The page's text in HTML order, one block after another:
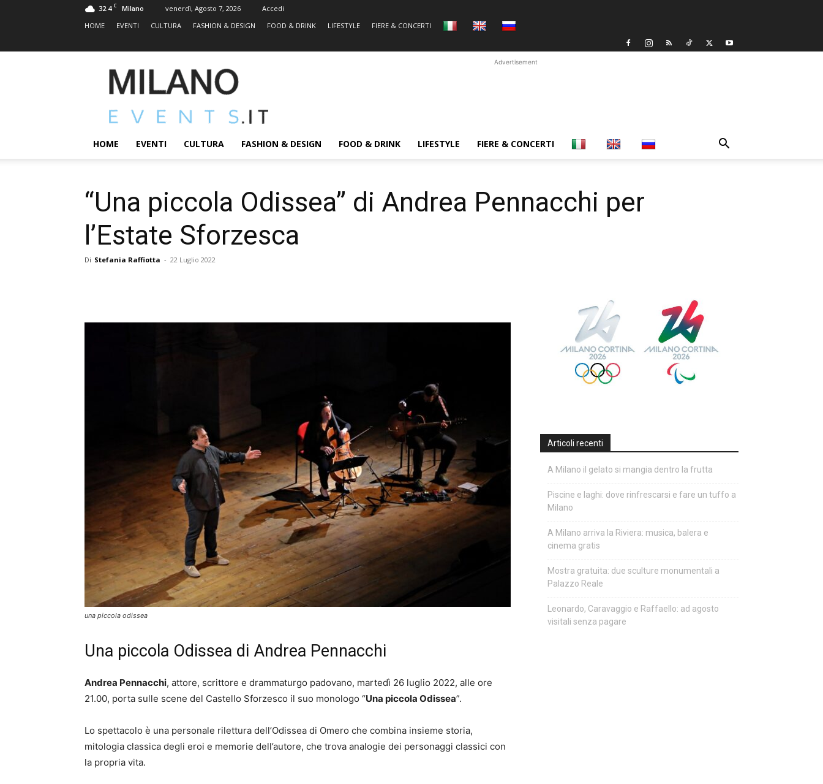
32.4 C Milano venerdì, Agosto 7, 2026
Accedi
HOME
EVENTI CULTURA FASHION & DESIGN FOOD & DRINK LIFESTYLE FIERE & CONCERTI
MILANOEVENTS.IT
|
2.0
ed
Eventi
Advertisement
HOME EVENTI CULTURA FASHION & DESIGN FOOD & DRINK LIFESTYLE FIERE & CONCERTI
“Una piccola Odissea” di Andrea Pennacchi per
l’Estate Sforzesca
Di Stefania Raffiotta - 22 Luglio 2022
una piccola odissea
Una piccola Odissea di Andrea Pennacchi
Andrea Pennacchi, attore, scrittore e drammaturgo padovano, martedì 26 luglio 2022, alle ore
21.00, porta sulle scene del Castello Sforzesco il suo monologo “Una piccola Odissea”.
Lo spettacolo è una personale rilettura dell’Odissea di Omero che combina insieme storia,
mitologia classica degli eroi e memorie dell’autore, che trova analogie dei personaggi classici con
la propria vita.
Articoli recenti
A Milano il gelato si mangia dentro la frutta
Piscine e laghi: dove rinfrescarsi e fare un tuffo a
Milano
A Milano arriva la Riviera: musica, balera e
cinema gratis
Mostra gratuita: due sculture monumentali a
Palazzo Reale
Leonardo, Caravaggio e Raffaello: ad agosto
visitali senza pagare